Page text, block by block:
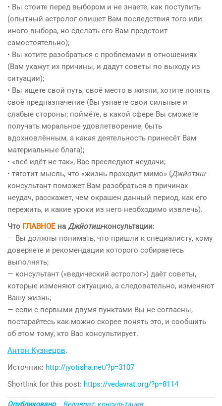
• Вы стоите перед выбором и не знаете, как поступить
(опытный астролог опишет Вам последствия того или
иного выбора, но сделать его Вам предстоит
самостоятельно);
• Вы хотите разобраться с проблемами в отношениях
(Вам укажут их причины, и дадут советы по выходу из
ситуации);
• Вы ищете свой путь, своё место в жизни, хотите понять
своё предназначение (Вы узнаете свои сильные и
слабые стороны; поймёте, в какой сфере Вы сможете
получать моральное удовлетворение, быть
вдохновлённым, а какая деятельность принесёт Вам
материальные блага);
• «всё идёт не так», Вас преследуют неудачи;
• тяготит мысль, что «жизнь проходит мимо» (Джйотиш-
консультант поможет Вам разобраться в причинах
неудач, расскажет, чем окрашен данный период, как его
пережить, и какие уроки из него необходимо извлечь).
Что ГЛАВНОЕ на Джйотиш-консультации:
— Вы должны понимать, что пришли к специалисту, кому
доверяете и рекомендации которого собираетесь
выполнять;
— консультант («ведический астролог») даёт советы,
которые изменяют ситуацию, а следовательно, изменяют
Вашу жизнь;
— если с первыми двумя пунктами Вы не согласны,
постарайтесь как можно скорее понять это, и сообщить
об этом тому, кто Вас консультирует.
Антон Кузнецов.
Источник: http://jyotisha.net/?p=3107
Shortlink for this post: https://vedavrat.org/?p=8114
Опубликовано Ведаврат: консультация